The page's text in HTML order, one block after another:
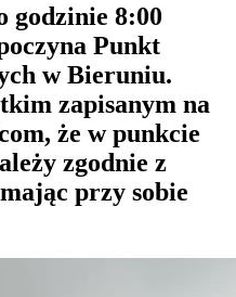
godzinie 8:00
Punkt
w Bieruniu.
zapisanym na
że w punkcie
zgodnie z
przy sobie